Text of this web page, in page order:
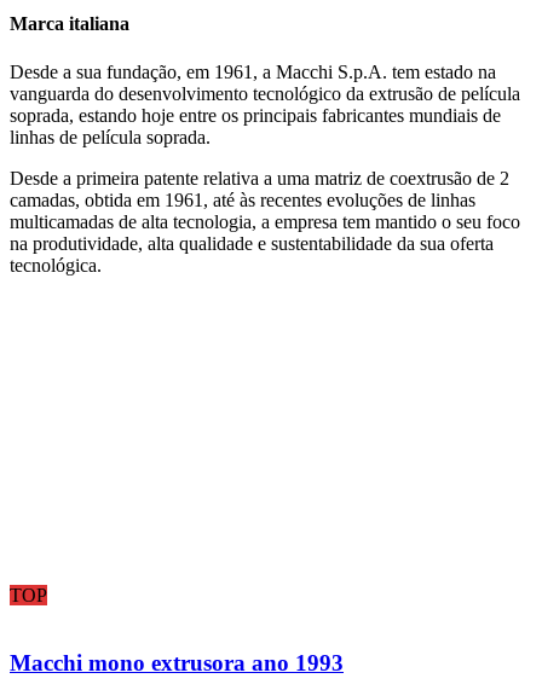
Marca italiana
Desde a sua fundação, em 1961, a Macchi S.p.A. tem estado na
vanguarda do desenvolvimento tecnológico da extrusão de película
soprada, estando hoje entre os principais fabricantes mundiais de
linhas de película soprada.
Desde a primeira patente relativa a uma matriz de coextrusão de 2
camadas, obtida em 1961, até às recentes evoluções de linhas
multicamadas de alta tecnologia, a empresa tem mantido o seu foco
na produtividade, alta qualidade e sustentabilidade da sua oferta
tecnológica.
TOP
Macchi mono extrusora ano 1993